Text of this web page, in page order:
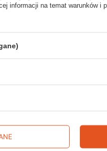
informacji na temat warunków